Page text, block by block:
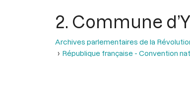
2. Commune
Archives parlementaires de la
République française - Convention